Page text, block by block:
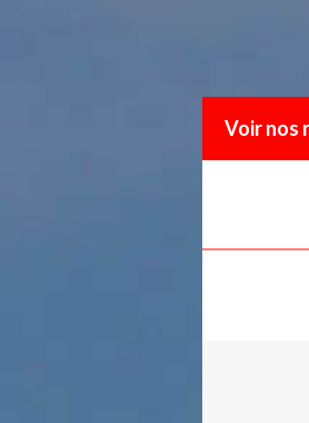
Voir nos